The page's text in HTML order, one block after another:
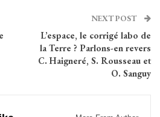
NEXT POST
L’espace, le corrigé labo de
la Terre ? Parlons-en revers
C. Haigneré, S. Rousseau et
O. Sanguy